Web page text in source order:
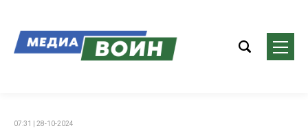
07:31 | 28-10-2024